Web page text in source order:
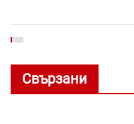
Свързани